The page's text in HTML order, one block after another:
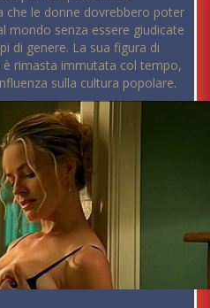
che le donne dovrebbero poter
mondo senza essere giudicate
di genere. La sua figura di
rimasta immutata col tempo,
sulla cultura popolare.